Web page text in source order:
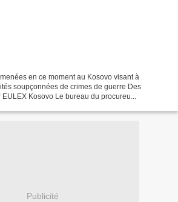
en ce moment au Kosovo visant à
soupçonnées de crimes de guerre Des
Kosovo Le bureau du procureu...
Publicité